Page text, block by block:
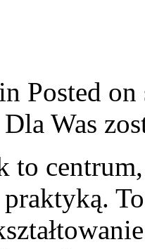
Posted
Dla Was
to